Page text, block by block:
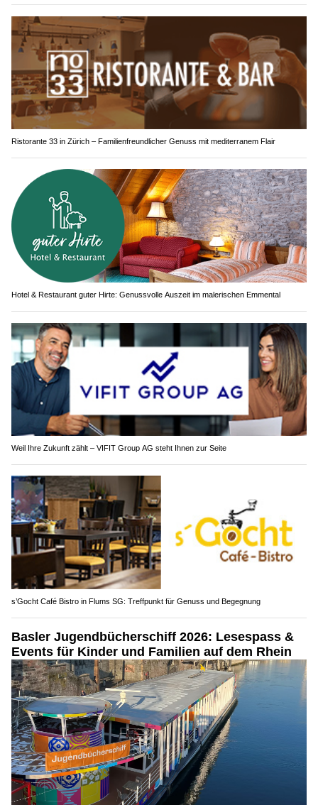
Ristorante 33 in Zürich – Familienfreundlicher Genuss mit mediterranem Flair
Hotel & Restaurant guter Hirte: Genussvolle Auszeit im malerischen Emmental
Weil Ihre Zukunft zählt – VIFIT Group AG steht Ihnen zur Seite
s’Gocht Café Bistro in Flums SG: Treffpunkt für Genuss und Begegnung
Basler Jugendbücherschiff 2026: Lesespass &
Events für Kinder und Familien auf dem Rhein